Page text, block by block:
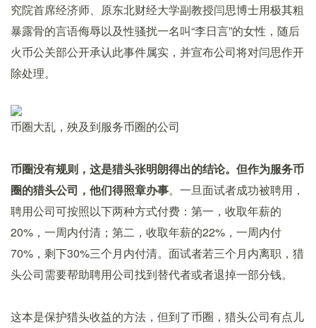
究院首席经济师、原东北财经大学副教授闫思博士用极其粗
暴露骨的言语侮辱以及性骚扰一名叫“李日言”的女性，随后
火币公关部公开承认此事件属实，并宣布公司将对闫思作开
除处理。
币圈大乱，殃及到服务币圈的公司
币圈没有规则，这是猎头张明朗得出的结论。但作为服务币
圈的猎头公司，他们得照章办事。一旦面试者成功被聘用，
聘用公司可按照以下两种方式付费：第一，收取年薪的
20%，一周内付清；第二，收取年薪的22%，一周内付
70%，剩下30%三个月内付清。面试者若三个月内离职，猎
头公司需要帮助聘用公司找到替代者或者退掉一部分钱。
这本是保护猎头收益的方法，但到了币圈，猎头公司有点儿